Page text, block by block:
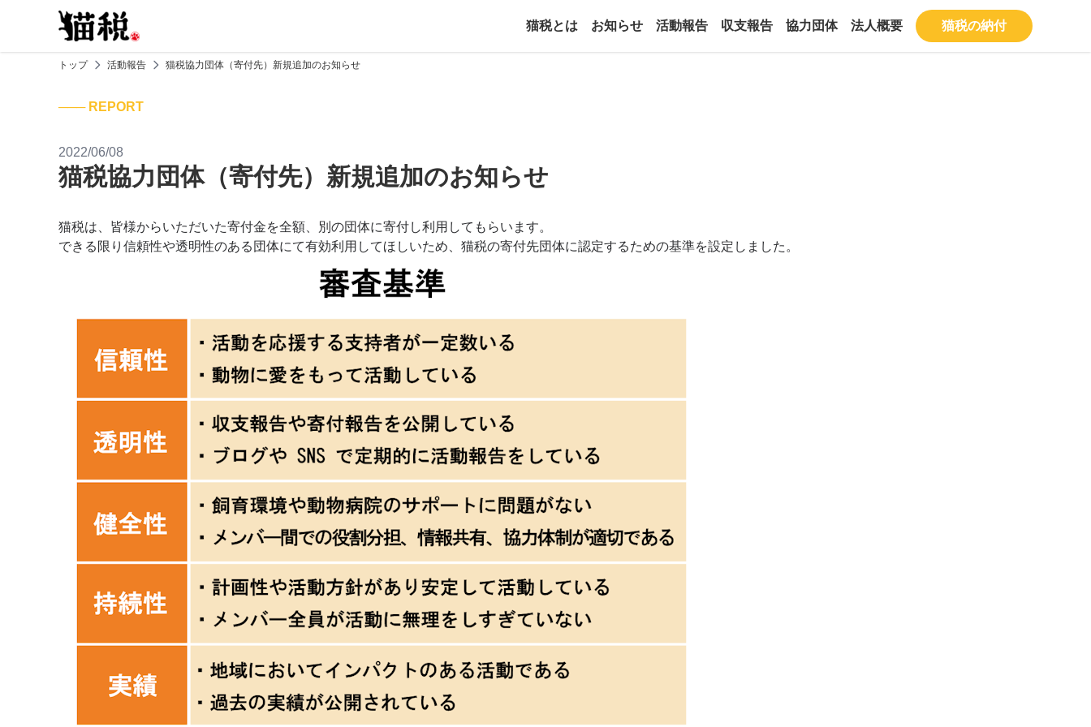
猫税とは お知らせ 活動報告 収支報告 協力団体 法人概要 猫税の納付
トップ 活動報告 猫税協力団体（寄付先）新規追加のお知らせ
─── REPORT
2022/06/08
猫税協力団体（寄付先）新規追加のお知らせ
猫税は、皆様からいただいた寄付金を全額、別の団体に寄付し利用してもらいます。
できる限り信頼性や透明性のある団体にて有効利用してほしいため、猫税の寄付先団体に認定するための基準を設定しました。